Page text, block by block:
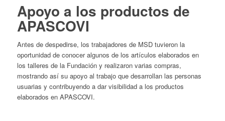
Apoyo a los productos de
APASCOVI
Antes de despedirse, los trabajadores de MSD tuvieron la
oportunidad de conocer algunos de los artículos elaborados en
los talleres de la Fundación y realizaron varias compras,
mostrando así su apoyo al trabajo que desarrollan las personas
usuarias y contribuyendo a dar visibilidad a los productos
elaborados en APASCOVI.